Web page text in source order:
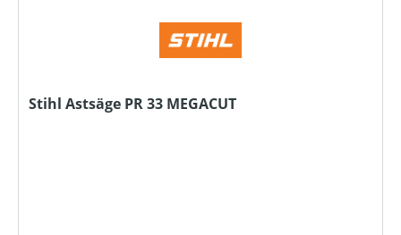
Stihl Astsäge PR 33 MEGACUT